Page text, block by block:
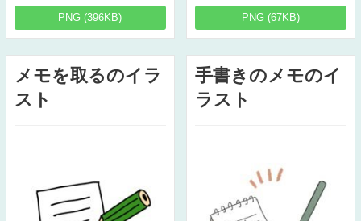
PNG (396KB) PNG (67KB)
メモを取るのイラ
スト
手書きのメモのイ
ラスト